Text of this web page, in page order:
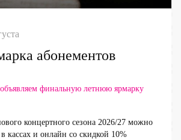
абонементов
объявляем финальную летнюю ярмарку
концертного сезона 2026/27 можно
кассах и онлайн со скидкой 10%